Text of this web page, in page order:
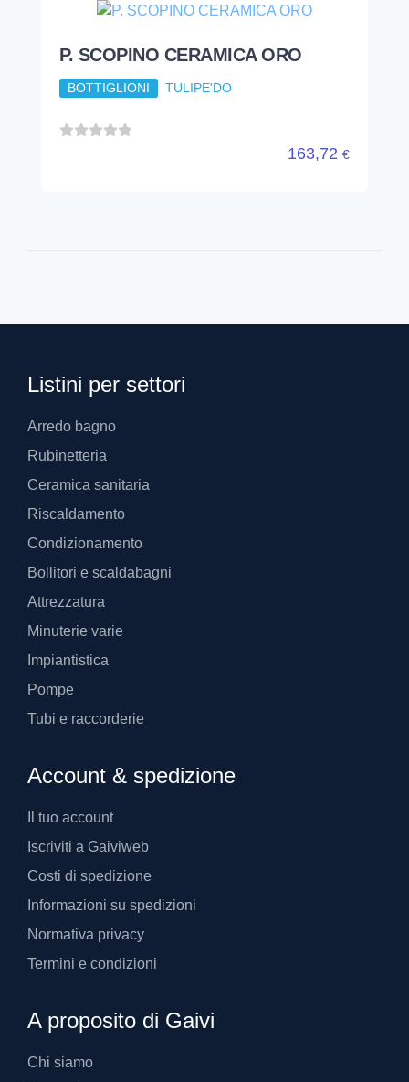
P. SCOPINO CERAMICA ORO
BOTTIGLIONI TULIPE'DO
163,72 €
Listini per settori
Arredo bagno
Rubinetteria
Ceramica sanitaria
Riscaldamento
Condizionamento
Bollitori e scaldabagni
Attrezzatura
Minuterie varie
Impiantistica
Pompe
Tubi e raccorderie
Account & spedizione
Il tuo account
Iscriviti a Gaiviweb
Costi di spedizione
Informazioni su spedizioni
Normativa privacy
Termini e condizioni
A proposito di Gaivi
Chi siamo